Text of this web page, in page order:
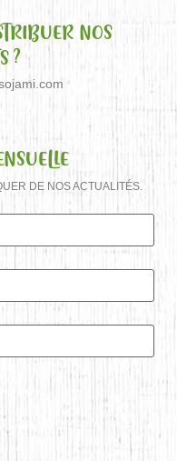
NOS
?
DE NOS ACTUALITÉS.